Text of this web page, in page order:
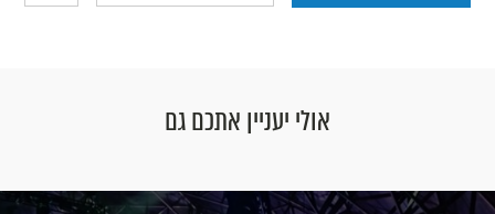
אולי יעניין אתכם גם